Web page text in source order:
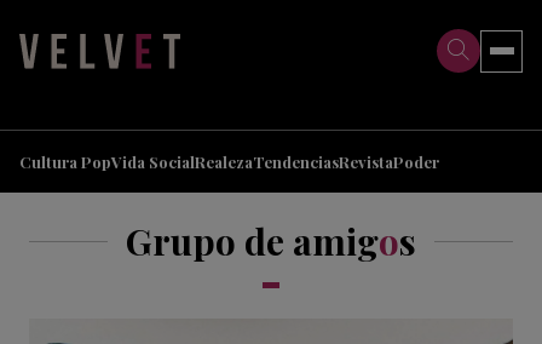
Cultura PopVida SocialRealezaTendenciasRevistaPoder
Grupo de amigos